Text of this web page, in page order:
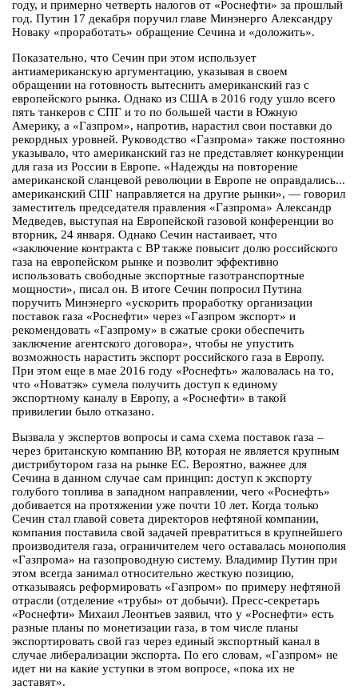
году, и примерно четверть налогов от «Роснефти» за прошлый
год. Путин 17 декабря поручил главе Минэнерго Александру
Новаку «проработать» обращение Сечина и «доложить».
Показательно, что Сечин при этом использует
антиамериканскую аргументацию, указывая в своем
обращении на готовность вытеснить американский газ с
европейского рынка. Однако из США в 2016 году ушло всего
пять танкеров с СПГ и то по большей части в Южную
Америку, а «Газпром», напротив, нарастил свои поставки до
рекордных уровней. Руководство «Газпрома» также постоянно
указывало, что американский газ не представляет конкуренции
для газа из России в Европе. «Надежды на повторение
американской сланцевой революции в Европе не оправдались...
американский СПГ направляется на другие рынки», — говорил
заместитель председателя правления «Газпрома» Александр
Медведев, выступая на Европейской газовой конференции во
вторник, 24 января. Однако Сечин настаивает, что
«заключение контракта с BP также повысит долю российского
газа на европейском рынке и позволит эффективно
использовать свободные экспортные газотранспортные
мощности», писал он. В итоге Сечин ​попросил Путина
поручить Минэнерго «ускорить проработку организации
поставок газа «Роснефти» через «Газпром экспорт» и
рекомендовать «Газпрому» в сжатые сроки обеспечить
заключение агентского договора», чтобы не упустить
возможность нарастить экспорт российского газа в Европу.
При этом еще в мае 2016 году «Роснефть» жаловалась на то,
что «Новатэк» сумела получить доступ к единому
экспортному каналу в Европу, а «Роснефти» в такой
привилегии было отказано.
Вызвала у экспертов вопросы и сама схема поставок газа –
через британскую компанию BP, которая не является крупным
дистрибутором газа на рынке ЕС. Вероятно, важнее для
Сечина в данном случае сам принцип: доступ к экспорту
голубого топлива в западном направлении, чего «Роснефть»
добивается на протяжении уже почти 10 лет. Когда только
Сечин стал главой совета директоров нефтяной компании,
компания поставила свой задачей превратиться в крупнейшего
производителя газа, ограничителем чего оставалась монополия
«Газпрома» на газопроводную систему. Владимир Путин при
этом всегда занимал относительно жесткую позицию,
отказываясь реформировать «Газпром» по примеру нефтяной
отрасли (отделение «трубы» от добычи). Пресс-секретарь
«Роснефти» Михаил Леонтьев заявил, что у «Роснефти» есть
разные планы по монетизации газа, в том числе планы
экспортировать свой газ через единый экспортный канал в
случае либерализации экспорта. По его словам, «Газпром» не
идет ни на какие уступки в этом вопросе, «пока их не
заставят».